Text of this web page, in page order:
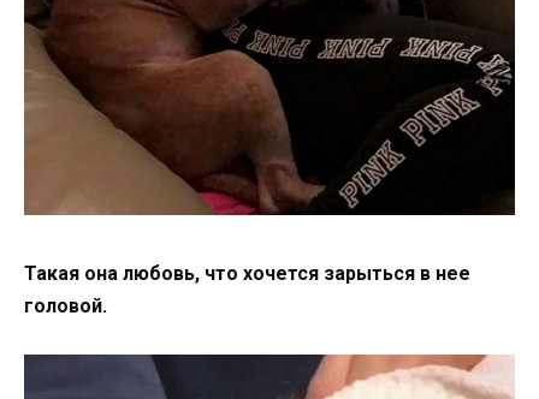
Такая она любовь, что хочется зарыться в нее
головой.